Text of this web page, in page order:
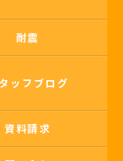
耐震
ッフブログ
資料請求